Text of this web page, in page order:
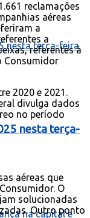
nesta terça-
reclamações
aéreas
a
a
referentes à
Consumidor
2020 e 2021.
divulga dados
no período
aéreas que
O
solucionadas
Outro ponto